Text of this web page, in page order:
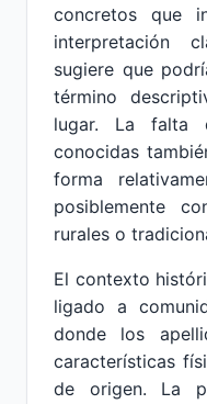
concretos que
interpretación
sugiere que
término
lugar. La falta
conocidas
forma
posiblemente
rurales o
El contexto
ligado a
donde los
características
de origen. La